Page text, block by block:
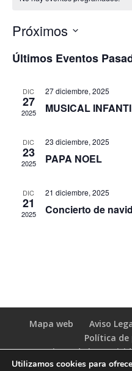
Próximos
la
Últimos Eventos
DIC
27
2025
27 diciembre, 2025
MUSICAL
DIC
23
2025
23 diciembre, 2025
PAPA NOEL
DIC
21
2025
21 diciembre, 2025
Concierto de
Mapa web Aviso
Política de
Registro de las
Utilizamos cookies para